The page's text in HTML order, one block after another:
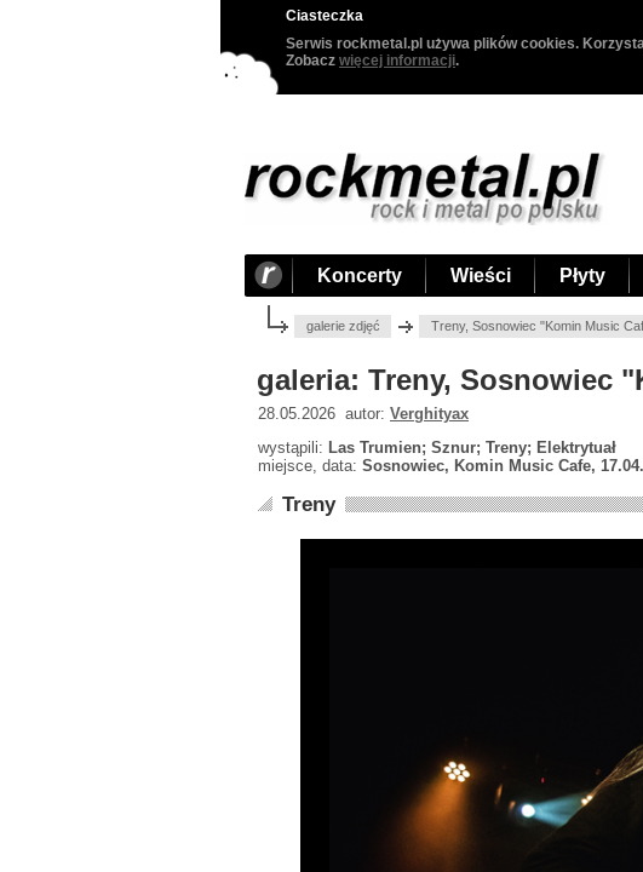
Ciasteczka
Serwis rockmetal.pl używa plików cookies.
Zobacz więcej informacji.
Koncerty Wieści Płyty
galerie zdjęć Treny, Sosnowiec "Komin Music
galeria: Treny, Sosnowiec
28.05.2026 autor: Verghityax
wystąpili: Las Trumien; Sznur; Treny; Elektrytuał
miejsce, data: Sosnowiec, Komin Music Cafe,
Treny